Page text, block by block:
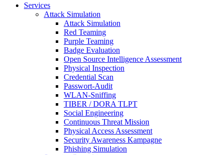
Services
Attack Simulation
Attack Simulation
Red Teaming
Purple Teaming
Badge Evaluation
Open Source Intelligence Assessment
Physical Inspection
Credential Scan
Passwort-Audit
WLAN-Sniffing
TIBER / DORA TLPT
Social Engineering
Continuous Threat Mission
Physical Access Assessment
Security Awareness Kampagne
Phishing Simulation